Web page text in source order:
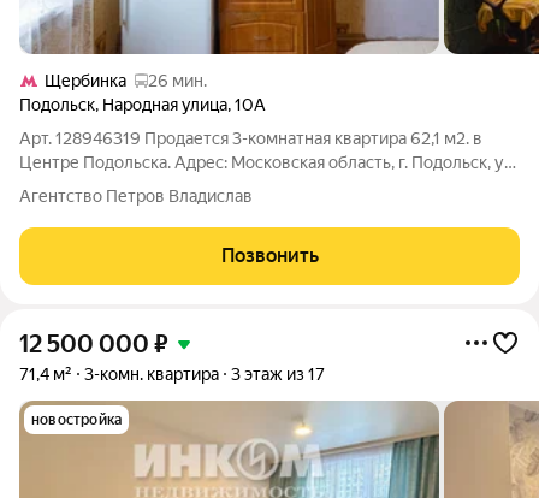
Щербинка
26 мин.
Подольск, Народная улица,10А
Арт. 128946319 Продается 3-комнатная квартира 62,1 м2. в
Центре Подольска. Адрес: Московская область, г. Подольск, ул.
Народная, д.10 А Квартира расположена на 4 этаже
пятиэтажного дома. Планировка распашонка на две стороны
света, в квартире много
Агентство Петров Владислав
Позвонить
12 500 000 ₽
71,4 м² 3-комн. квартира 3 этаж из 17
новостройка